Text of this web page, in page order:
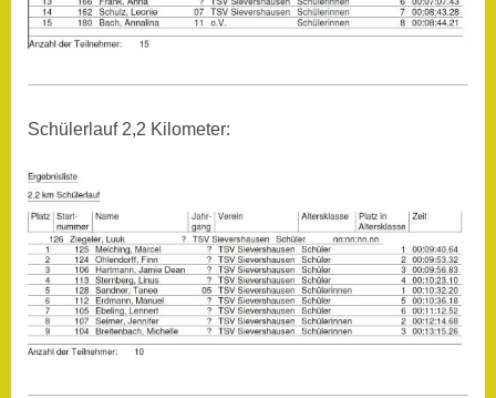
Schülerlauf 2,2 Kilometer: